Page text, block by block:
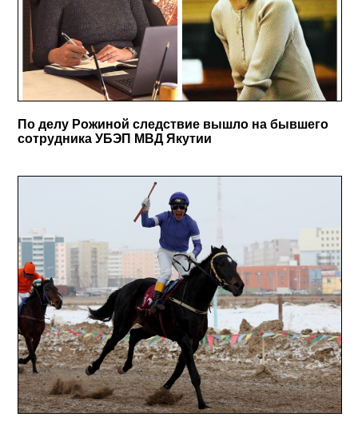
По делу Рожиной следствие вышло на бывшего
сотрудника УБЭП МВД Якутии